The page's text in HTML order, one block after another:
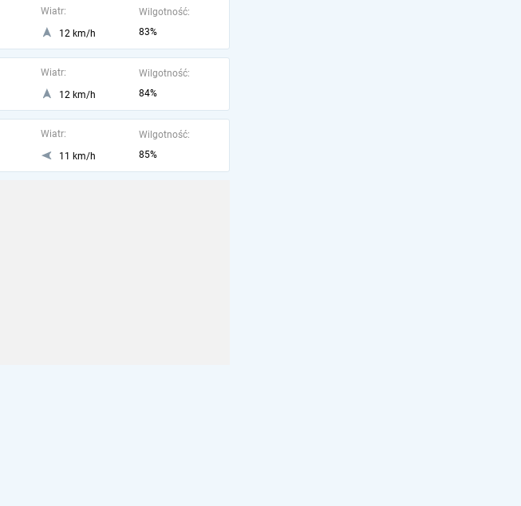
Wiatr:
12 km/h
Wilgotność:
83%
Wiatr:
12 km/h
Wilgotność:
84%
Wiatr:
11 km/h
Wilgotność:
85%